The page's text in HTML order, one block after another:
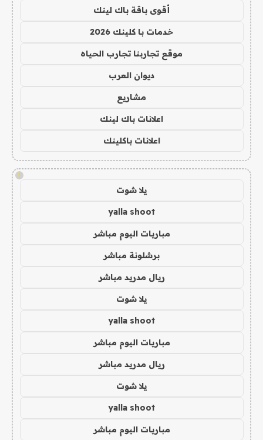
أقوى باقة باك لينك
خدمات با كلينك 2026
موقع تجاربنا تجارب الحياه
ديوان العرب
مشاريع
اعلانات باك لينك
اعلانات باكلينك
!
يلا شوت
yalla shoot
مباريات اليوم مباشر
برشلونة مباشر
ريال مدريد مباشر
يلا شوت
yalla shoot
مباريات اليوم مباشر
ريال مدريد مباشر
يلا شوت
yalla shoot
مباريات اليوم مباشر